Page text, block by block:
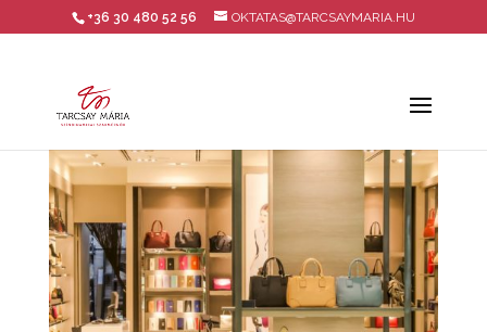
+36 30 480 52 56 OKTATAS@TARCSAYMARIA.HU